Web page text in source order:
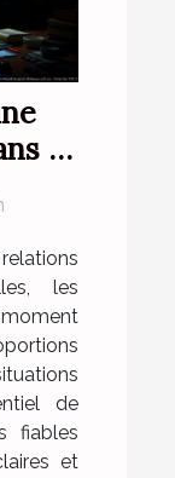
la
les
de
fiables
et